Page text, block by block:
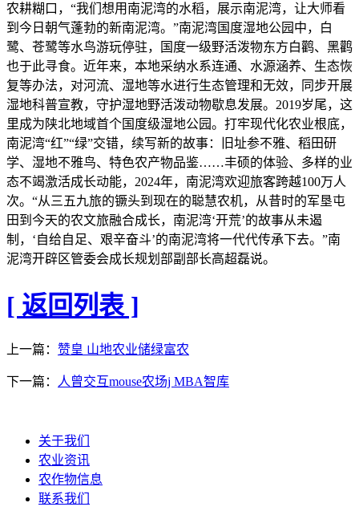
农耕糊口，“我们想用南泥湾的水稻，展示南泥湾，让大师看
到今日朝气蓬勃的新南泥湾。”南泥湾国度湿地公园中，白
鹭、苍鹭等水鸟游玩停驻，国度一级野活泼物东方白鹳、黑鹳
也于此寻食。近年来，本地采纳水系连通、水源涵养、生态恢
复等办法，对河流、湿地等水进行生态管理和无效，同步开展
湿地科普宣教，守护湿地野活泼动物歇息发展。2019岁尾，这
里成为陕北地域首个国度级湿地公园。打牢现代化农业根底，
南泥湾“红”“绿”交错，续写新的故事：旧址参不雅、稻田研
学、湿地不雅鸟、特色农产物品鉴……丰硕的体验、多样的业
态不竭激活成长动能，2024年，南泥湾欢迎旅客跨越100万人
次。“从三五九旅的镢头到现在的聪慧农机，从昔时的军垦屯
田到今天的农文旅融合成长，南泥湾‘开荒’的故事从未遏
制，‘自给自足、艰辛奋斗’的南泥湾将一代代传承下去。”南
泥湾开辟区管委会成长规划部副部长高超磊说。
[ 返回列表 ]
上一篇： 赞皇 山地农业储绿富农
下一篇： 人曾交互mouse农场j MBA智库
关于我们
农业资讯
农作物信息
联系我们